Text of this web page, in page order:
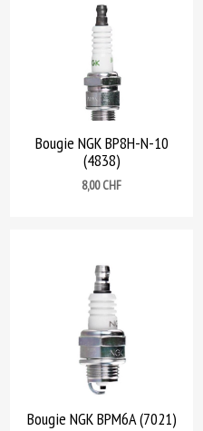
Bougie NGK BP8H-N-10
(4838)
Prix
8,00 CHF
Bougie NGK BPM6A (7021)